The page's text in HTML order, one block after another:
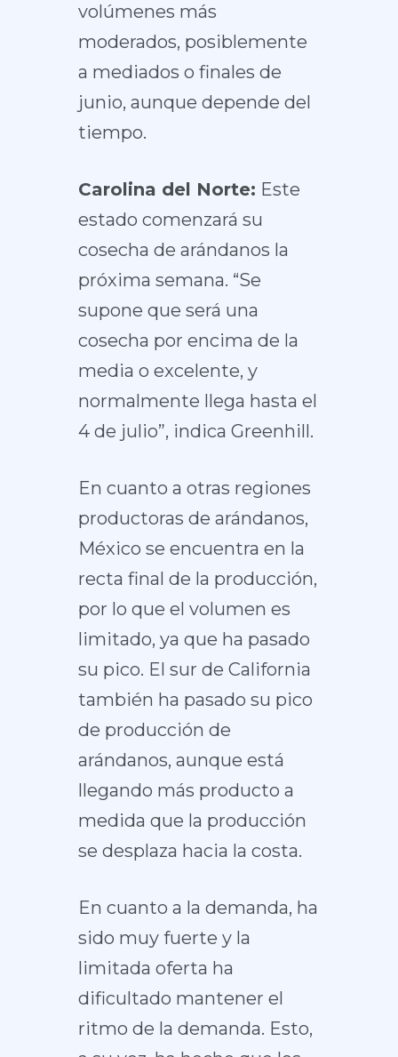
volúmenes más
moderados, posiblemente
a mediados o finales de
junio, aunque depende del
tiempo.
Carolina del Norte: Este
estado comenzará su
cosecha de arándanos la
próxima semana. “Se
supone que será una
cosecha por encima de la
media o excelente, y
normalmente llega hasta el
4 de julio”, indica Greenhill.
En cuanto a otras regiones
productoras de arándanos,
México se encuentra en la
recta final de la producción,
por lo que el volumen es
limitado, ya que ha pasado
su pico. El sur de California
también ha pasado su pico
de producción de
arándanos, aunque está
llegando más producto a
medida que la producción
se desplaza hacia la costa.
En cuanto a la demanda, ha
sido muy fuerte y la
limitada oferta ha
dificultado mantener el
ritmo de la demanda. Esto,